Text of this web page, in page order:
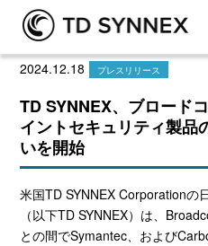
2024.12.18 プレスリリース
TD SYNNEX、ブロード
イントセキュリティ製品
いを開始
米国TD SYNNEX Corporationの
（以下TD SYNNEX）は、
との間でSymantec、および